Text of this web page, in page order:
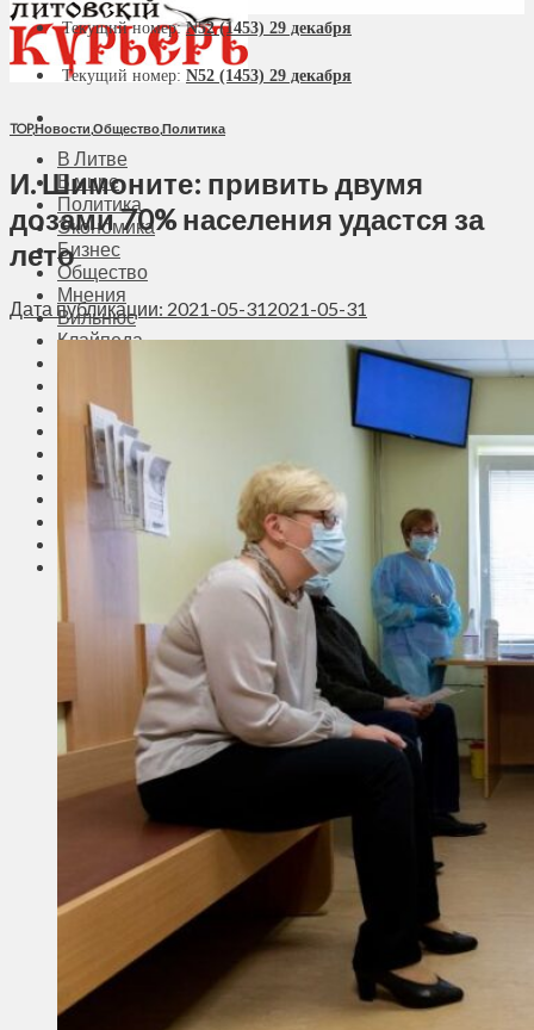
В Литве
В мире
Политика
Экономика
Бизнес
Общество
Мнения
Вильнюс
Клайпеда
Соседи
Транспорт
Выбор читателей
Калейдоскоп
Армия
Сейм Литвы
Культура
Больше
Фоторепортаж
ЛК рекомендует
Сеньорам
Образование
Здравоохранение
Экология
Происшествия
Приграничье
Деньги
Визиты
Выборы
Агроновости
Едим дома
Ищу семью
Духовное пространство
Спорт
Технологии
Энергетика
Текущий номер:N52 (1453) 29 декабря
Текущий номер: N52 (1453) 29 декабря
TOP,Новости,Общество,Политика
И. Шимоните: привить двумя
дозами 70% населения удастся за
лето
Дата публикации: 2021-05-312021-05-31